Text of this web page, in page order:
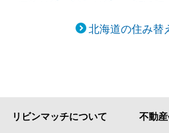
北海道の住み替
リビンマッチについて 不動